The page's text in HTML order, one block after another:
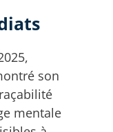
son
mentale